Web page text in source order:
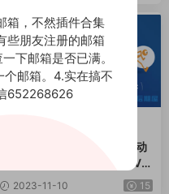
Blender插件 三维人物角色动
作自动绑定 Auto-Rig Pro V3.
68.77 + Quick Rig V1.26.18
2023-11-10 15
箱，不然插件合集
些朋友注册的邮箱
下邮箱是否已满。
邮箱。4.实在搞不
652268626